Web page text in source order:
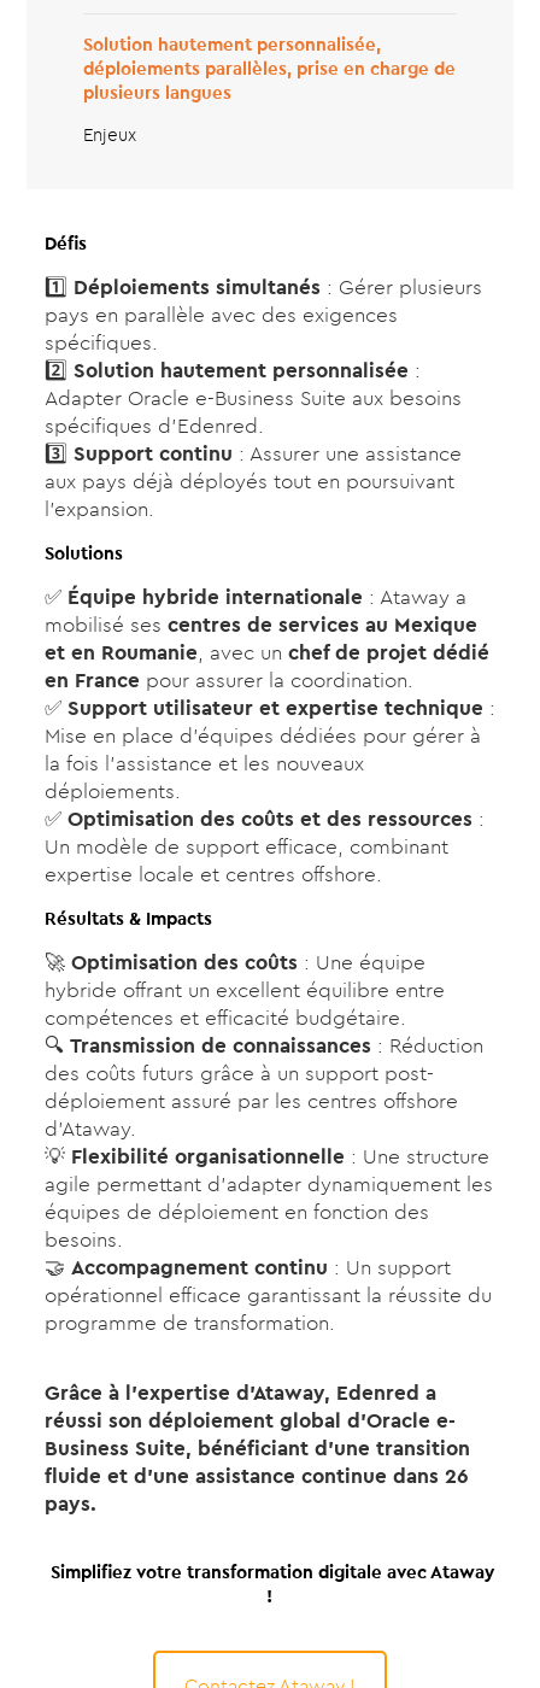
Solution hautement personnalisée,
déploiements parallèles, prise en charge de
plusieurs langues
Enjeux
Défis
1️⃣ Déploiements simultanés : Gérer plusieurs
pays en parallèle avec des exigences
spécifiques.
2️⃣ Solution hautement personnalisée :
Adapter Oracle e-Business Suite aux besoins
spécifiques d’Edenred.
3️⃣ Support continu : Assurer une assistance
aux pays déjà déployés tout en poursuivant
l’expansion.
Solutions
✅ Équipe hybride internationale : Ataway a
mobilisé ses centres de services au Mexique
et en Roumanie, avec un chef de projet dédié
en France pour assurer la coordination.
✅ Support utilisateur et expertise technique :
Mise en place d’équipes dédiées pour gérer à
la fois l’assistance et les nouveaux
déploiements.
✅ Optimisation des coûts et des ressources :
Un modèle de support efficace, combinant
expertise locale et centres offshore.
Résultats & Impacts
🚀 Optimisation des coûts : Une équipe
hybride offrant un excellent équilibre entre
compétences et efficacité budgétaire.
🔍 Transmission de connaissances : Réduction
des coûts futurs grâce à un support post-
déploiement assuré par les centres offshore
d’Ataway.
💡 Flexibilité organisationnelle : Une structure
agile permettant d’adapter dynamiquement les
équipes de déploiement en fonction des
besoins.
🤝 Accompagnement continu : Un support
opérationnel efficace garantissant la réussite du
programme de transformation.
Grâce à l’expertise d’Ataway, Edenred a
réussi son déploiement global d’Oracle e-
Business Suite, bénéficiant d’une transition
fluide et d’une assistance continue dans 26
pays.
Simplifiez votre transformation digitale avec Ataway
!